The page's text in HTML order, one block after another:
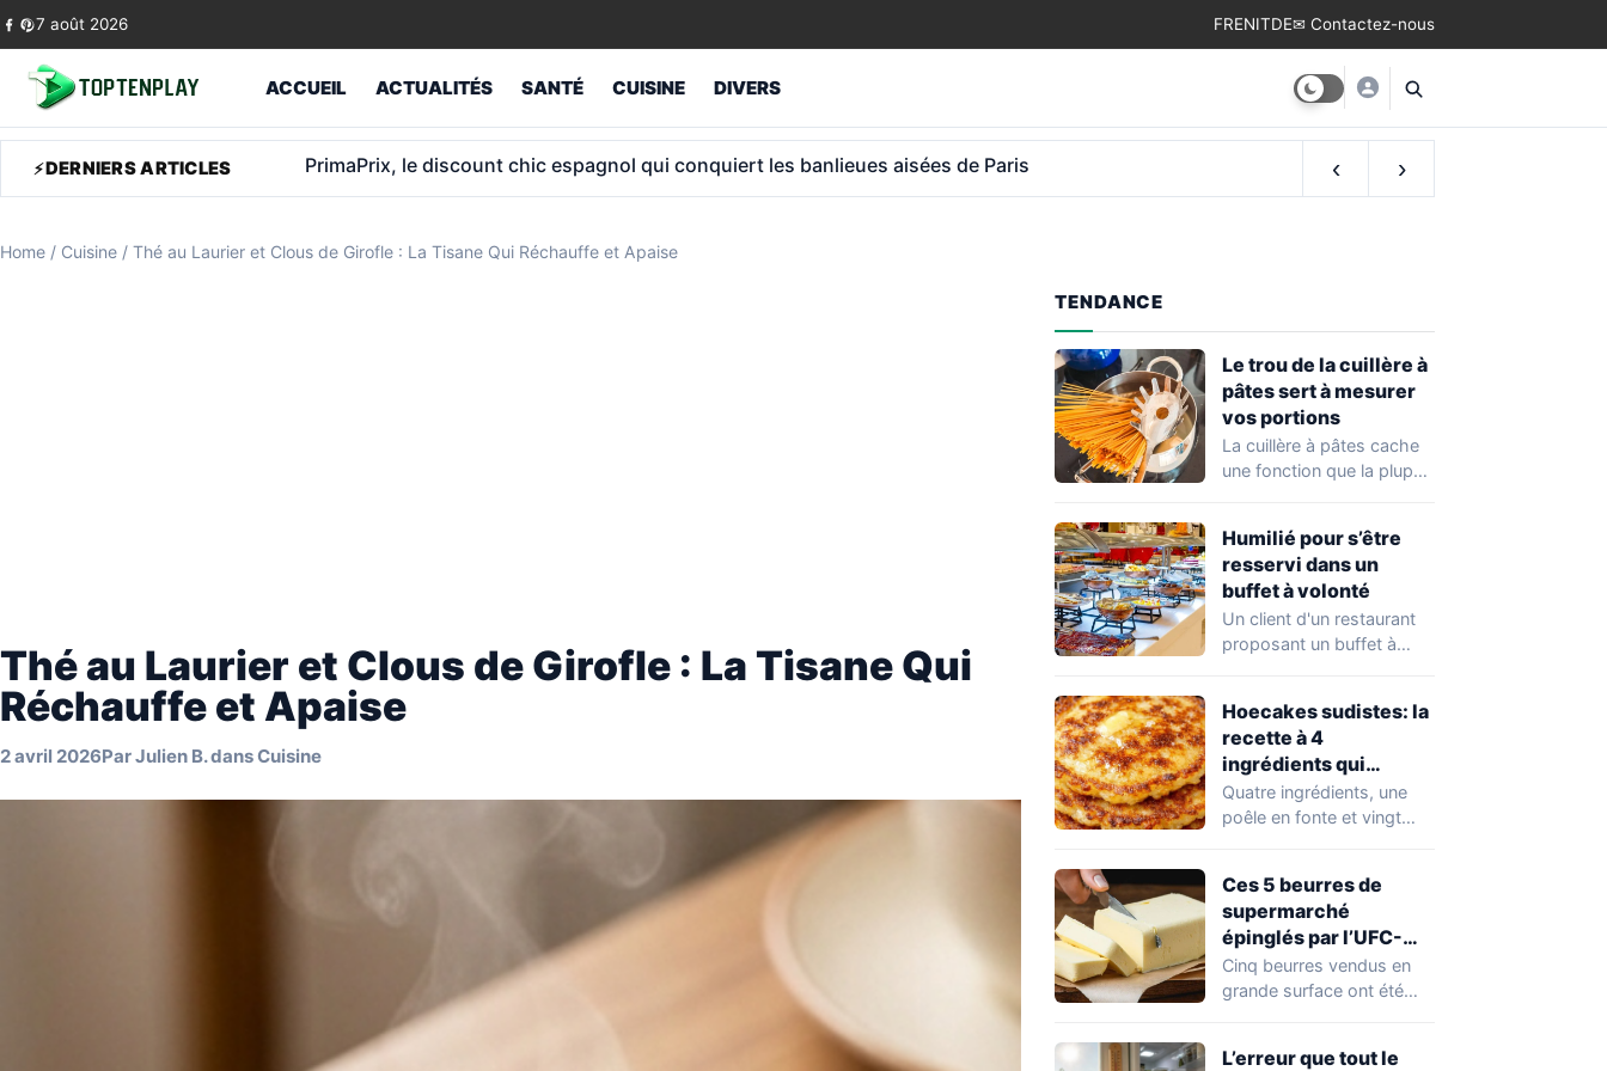
Skip to content
7 août 2026 FRENITDE✉ Contactez-nous
ACCUEIL ACTUALITÉS SANTÉ CUISINE DIVERS
DERNIERS ARTICLES 240 000 € de fraude: il touchait 12 000 € par mois de la CAF et France Travail ‹ ›
Home / Cuisine / Thé au Laurier et Clous de Girofle : La Tisane Qui Réchauffe et Apaise
Thé au Laurier et Clous de Girofle : La Tisane Qui
Réchauffe et Apaise
2 avril 2026ParJulien B.dansCuisine
TENDANCE
Le trou de la cuillère à
pâtes sert à mesurer
vos portions
La cuillère à pâtes cache
une fonction que la plupart
Humilié pour s’être
resservi dans un
buffet à volonté
Un client d'un restaurant
proposant un buffet à
Hoecakes sudistes: la
recette à 4
ingrédients qui
traverse les
générations
Quatre ingrédients, une
poêle en fonte et vingt
Ces 5 beurres de
supermarché
épinglés par l’UFC-
Que Choisir
Cinq beurres vendus en
grande surface ont été
L’erreur que tout le